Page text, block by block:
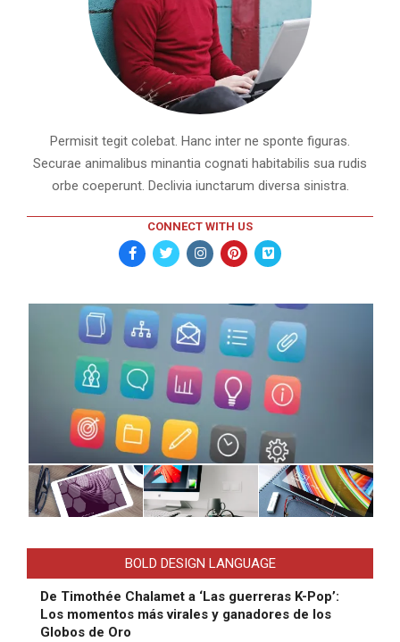
Permisit tegit colebat. Hanc inter ne sponte figuras.
Securae animalibus minantia cognati habitabilis sua rudis
orbe coeperunt. Declivia iunctarum diversa sinistra.
CONNECT WITH US
BOLD DESIGN LANGUAGE
De Timothée Chalamet a ‘Las guerreras K-Pop’:
Los momentos más virales y ganadores de los
Globos de Oro